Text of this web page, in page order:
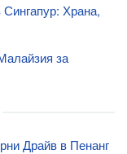
Сингапур: Храна,
за
Драйв в Пенанг